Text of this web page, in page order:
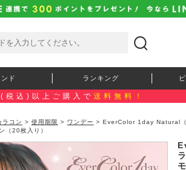
ド ランキング
込)以上ご購入で 送料無料！
ラコン > 使用期限 > ワンデー > EverColor 1day Natural（
（20枚入り）